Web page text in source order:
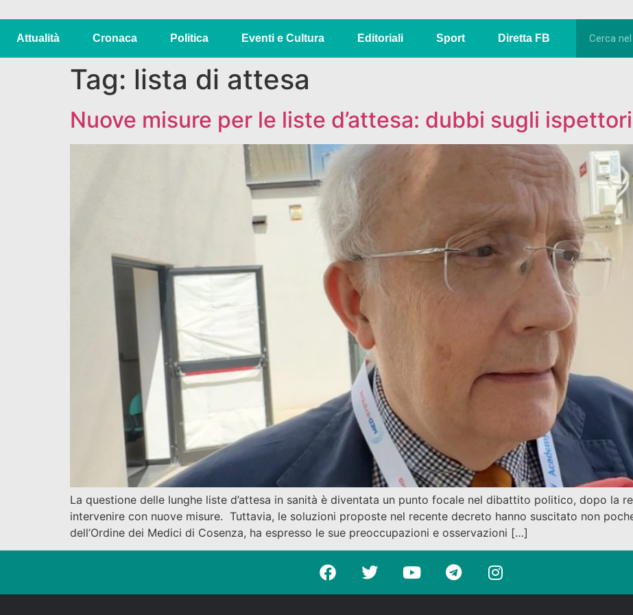
Attualità Cronaca Politica Eventi e Cultura Editoriali Sport Diretta FB
Tag: lista di attesa
Nuove misure per le liste d’attesa: dubbi sugli
La questione delle lunghe liste d’attesa in sanità è diventata un punto focale nel dibattito politico, dopo la
intervenire con nuove misure. Tuttavia, le soluzioni proposte nel recente decreto hanno suscitato non
dell’Ordine dei Medici di Cosenza, ha espresso le sue preoccupazioni e osservazioni […]